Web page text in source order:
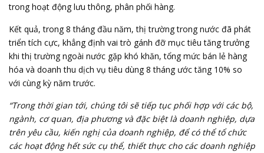
trong hoạt động lưu thông, phân phối hàng.
Kết quả, trong 8 tháng đầu năm, thị trường trong nước đã phát
triển tích cực, khẳng định vai trò gánh đỡ mục tiêu tăng trưởng
khi thị trường ngoài nước gặp khó khăn, tổng mức bán lẻ hàng
hóa và doanh thu dịch vụ tiêu dùng 8 tháng ước tăng 10% so
với cùng kỳ năm trước.
“Trong thời gian tới, chúng tôi sẽ tiếp tục phối hợp với các bộ,
ngành, cơ quan, địa phương và đặc biệt là doanh nghiệp, dựa
trên yêu cầu, kiến nghị của doanh nghiệp, để có thể tổ chức
các hoạt động hết sức cụ thể, thiết thực cho các doanh nghiệp